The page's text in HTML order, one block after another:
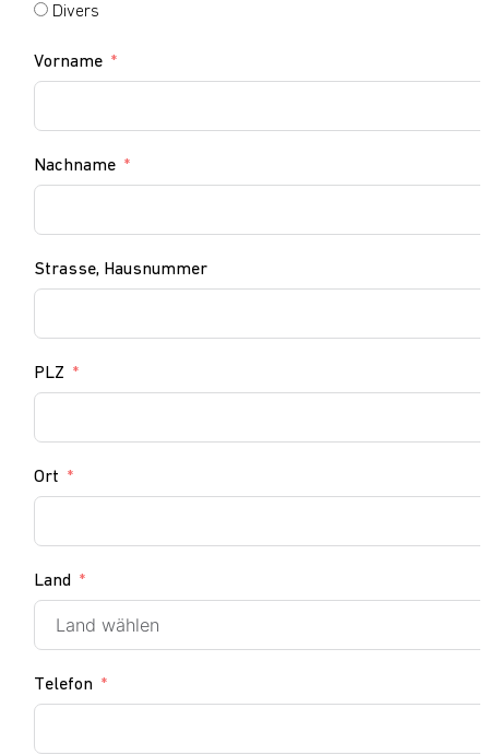
Divers
Vorname
Nachname
Strasse, Hausnummer
PLZ
Ort
Land
Telefon